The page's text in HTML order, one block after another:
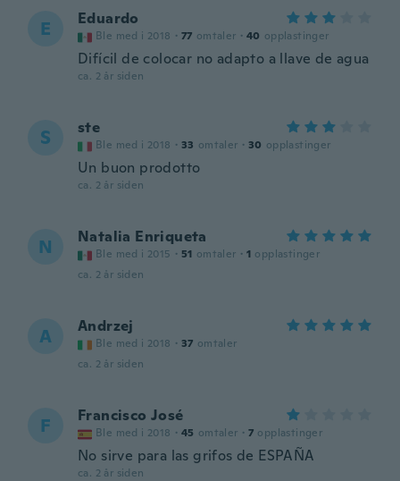
E Eduardo
Ble med i 2018 · 77 omtaler · 40 opplastinger
Difícil de colocar no adapto a llave de agua
ca. 2 år siden
S ste
Ble med i 2018 · 33 omtaler · 30 opplastinger
Un buon prodotto
ca. 2 år siden
N Natalia Enriqueta
Ble med i 2015 · 51 omtaler · 1 opplastinger
ca. 2 år siden
A Andrzej
Ble med i 2018 · 37 omtaler
ca. 2 år siden
F Francisco José
Ble med i 2018 · 45 omtaler · 7 opplastinger
No sirve para las grifos de ESPAÑA
ca. 2 år siden